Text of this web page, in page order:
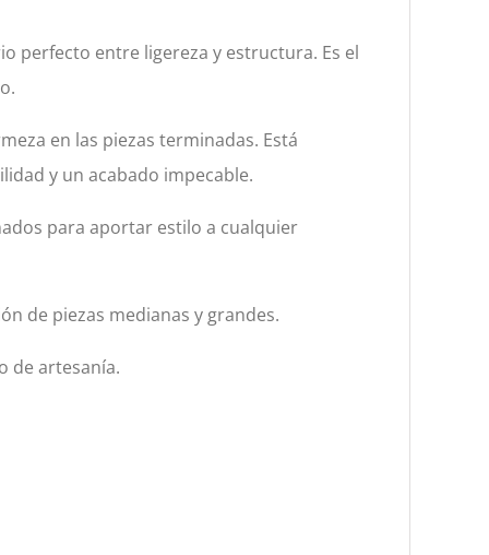
perfecto entre ligereza y estructura. Es el
en las piezas terminadas. Está
y un acabado impecable.
para aportar estilo a cualquier
de piezas medianas y grandes.
de artesanía.